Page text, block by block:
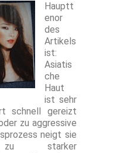
Hauptt
enor
des
Artikels
ist:
Asiatis
che
Haut
ist sehr
schnell gereizt
zu aggressive
neigt sie
starker